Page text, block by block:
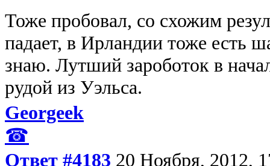
Тоже пробовал, со схожим
падает, в Ирландии тоже есть
знаю. Лутший зароботок в
рудой из Уэльса.
Georgeek
☎
Ответ #4183 20 Ноября, 2012,